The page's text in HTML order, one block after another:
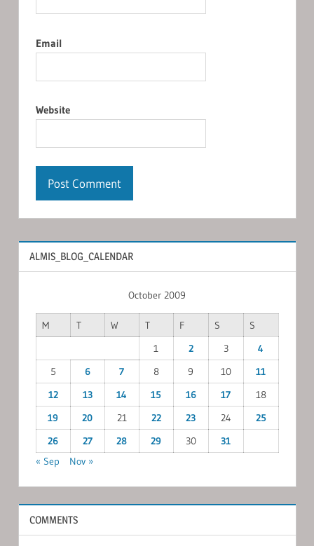
Email
Website
ALMIS_BLOG_CALENDAR
October 2009
M T W T F S
S
1
2 3
4
5
6 7 8 9 10
11
12
13 14 15 16 17
18
19
20 21 22 23 24
25
26
27 28 29 30
31
« Sep
Nov »
COMMENTS